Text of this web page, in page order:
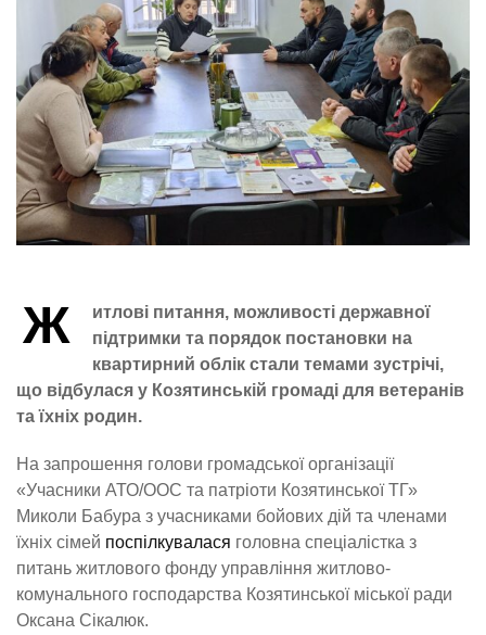
Ж
итлові питання, можливості державної
підтримки та порядок постановки на
квартирний облік стали темами зустрічі,
що відбулася у Козятинській громаді для ветеранів
та їхніх родин.
На запрошення голови громадської організації
«Учасники АТО/ООС та патріоти Козятинської ТГ»
Миколи Бабура з учасниками бойових дій та членами
їхніх сімей поспілкувалася головна спеціалістка з
питань житлового фонду управління житлово-
комунального господарства Козятинської міської ради
Оксана Сікалюк.